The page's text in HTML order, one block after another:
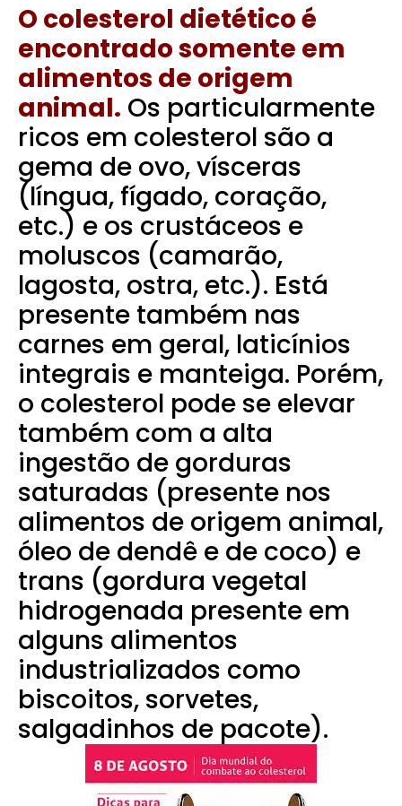
O colesterol dietético é
encontrado somente em
alimentos de origem
animal. Os particularmente
ricos em colesterol são a
gema de ovo, vísceras
(língua, fígado, coração,
etc.) e os crustáceos e
moluscos (camarão,
lagosta, ostra, etc.). Está
presente também nas
carnes em geral, laticínios
integrais e manteiga. Porém,
o colesterol pode se elevar
também com a alta
ingestão de gorduras
saturadas (presente nos
alimentos de origem animal,
óleo de dendê e de coco) e
trans (gordura vegetal
hidrogenada presente em
alguns alimentos
industrializados como
biscoitos, sorvetes,
salgadinhos de pacote).